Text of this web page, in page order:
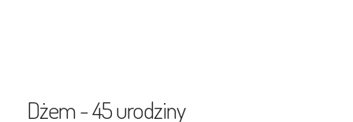
Dżem - 45 urodziny